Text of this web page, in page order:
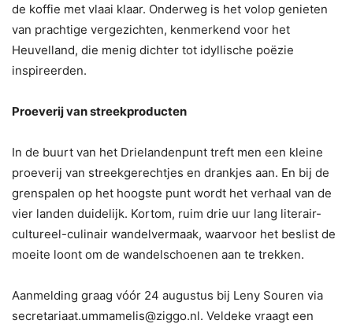
de koffie met vlaai klaar. Onderweg is het volop genieten
van prachtige vergezichten, kenmerkend voor het
Heuvelland, die menig dichter tot idyllische poëzie
inspireerden.
Proeverij van streekproducten
In de buurt van het Drielandenpunt treft men een kleine
proeverij van streekgerechtjes en drankjes aan. En bij de
grenspalen op het hoogste punt wordt het verhaal van de
vier landen duidelijk. Kortom, ruim drie uur lang literair-
cultureel-culinair wandelvermaak, waarvoor het beslist de
moeite loont om de wandelschoenen aan te trekken.
Aanmelding graag vóór 24 augustus bij Leny Souren via
secretariaat.ummamelis@ziggo.nl. Veldeke vraagt een